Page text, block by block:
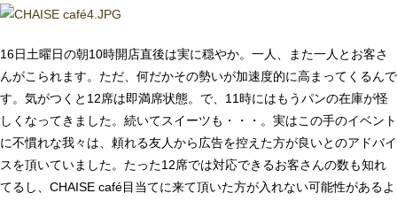
16日土曜日の朝10時開店直後は実に穏やか。一人、また一人とお客さ
んがこられます。ただ、何だかその勢いが加速度的に高まってくるんで
す。気がつくと12席は即満席状態。で、11時にはもうパンの在庫が怪
しくなってきました。続いてスイーツも・・・。実はこの手のイベント
に不慣れな我々は、頼れる友人から広告を控えた方が良いとのアドバイ
スを頂いていました。たった12席では対応できるお客さんの数も知れ
てるし、CHAISE café目当てに来て頂いた方が入れない可能性があるよ